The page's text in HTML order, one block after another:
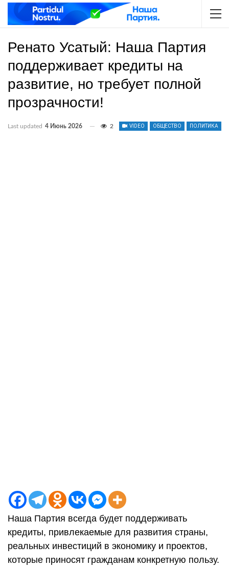
Ренато Усатый: Наша Партия
поддерживает кредиты на
развитие, но требует полной
прозрачности!
VIDEO ОБЩЕСТВО ПОЛИТИКА
Last updated 4 Июнь 2026 2
Наша Партия всегда будет поддерживать
кредиты, привлекаемые для развития страны,
реальных инвестиций в экономику и проектов,
которые приносят гражданам конкретную пользу.